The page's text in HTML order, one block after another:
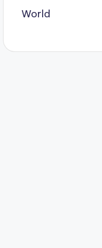
World